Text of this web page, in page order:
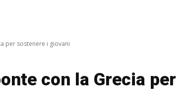
per sostenere i giovani
con la Grecia per